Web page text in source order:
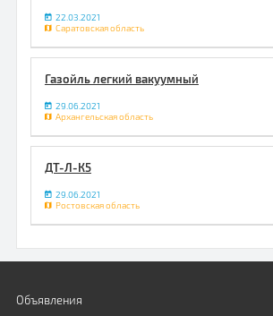
22.03.2021
Саратовская область
Газойль легкий вакуумный
29.06.2021
Архангельская область
ДТ-Л-К5
29.06.2021
Ростовская область
Объявления